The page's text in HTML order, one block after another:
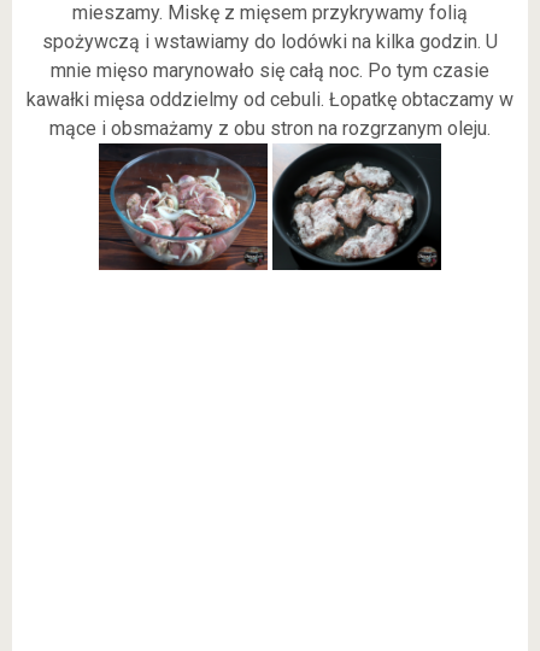
mieszamy. Miskę z mięsem przykrywamy folią
spożywczą i wstawiamy do lodówki na kilka godzin. U
mnie mięso marynowało się całą noc. Po tym czasie
kawałki mięsa oddzielmy od cebuli. Łopatkę obtaczamy w
mące i obsmażamy z obu stron na rozgrzanym oleju.